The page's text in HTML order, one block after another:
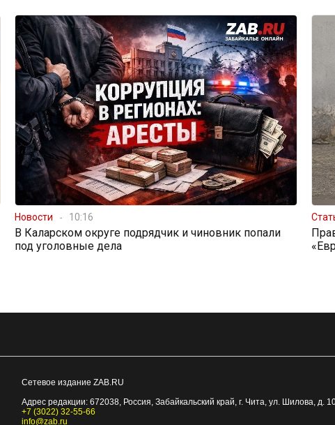
Новости 10:16
В Каларском округе подрядчик и чиновник попали
под уголовные дела
Сетевое издание ZAB.RU
Адрес редакции: 672038, Россия, Забайкальский край, г. Чита, ул. Шилова, д.
+7 (3022) 32-55-66
info@zab.ru